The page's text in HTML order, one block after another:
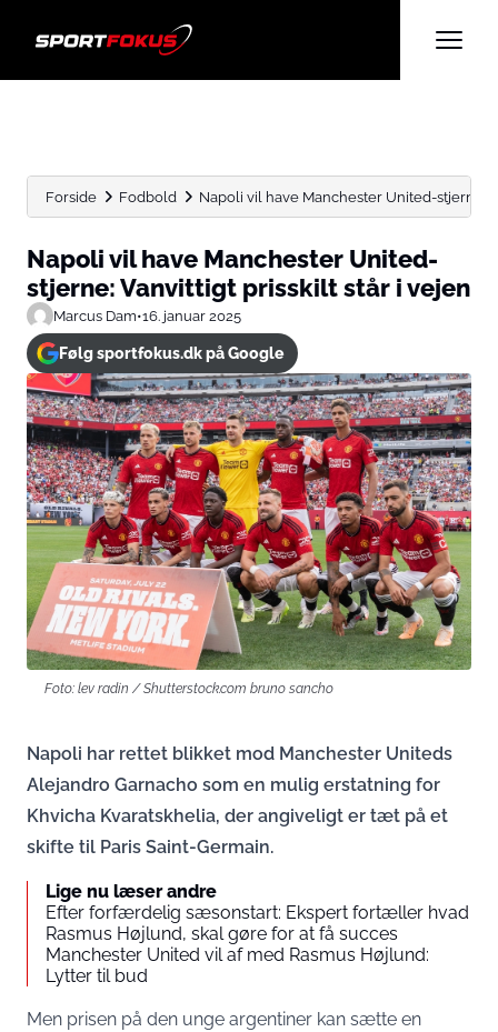
Forside Fodbold Napoli vil have Manchester United-stjerne:
Napoli vil have Manchester United-
stjerne: Vanvittigt prisskilt står i vejen
Marcus Dam•16. januar 2025
Følg sportfokus.dk på Google
Foto: lev radin / Shutterstock.com bruno sancho
Napoli har rettet blikket mod Manchester Uniteds
Alejandro Garnacho som en mulig erstatning for
Khvicha Kvaratskhelia, der angiveligt er tæt på et
skifte til Paris Saint-Germain.
Lige nu læser andre
Efter forfærdelig sæsonstart: Ekspert fortæller hvad
Rasmus Højlund, skal gøre for at få succes
Manchester United vil af med Rasmus Højlund:
Lytter til bud
Men prisen på den unge argentiner kan sætte en